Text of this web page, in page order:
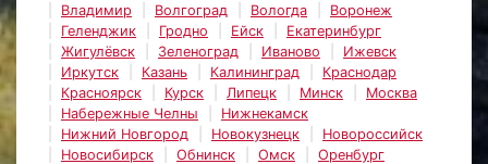
Владимир
Волгоград Вологда
Воронеж
Геленджик
Гродно Ейск
Екатеринбург
Жигулёвск
Зеленоград Иваново
Ижевск
Иркутск
Казань Калининград
Краснодар
Красноярск
Курск Липецк Минск
Москва
Набережные Челны
Нижнекамск
Нижний Новгород
Новокузнецк
Новороссийск
Новосибирск
Обнинск Омск
Оренбург